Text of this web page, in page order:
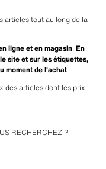
articles tout au long de la
ligne et en magasin. En
site et sur les étiquettes,
moment de l'achat.
des articles dont les prix
RECHERCHEZ ?